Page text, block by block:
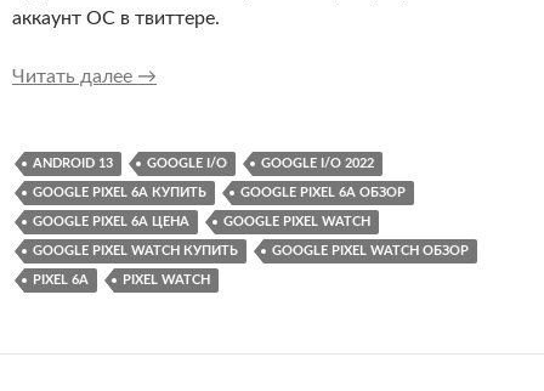
аккаунт ОС в твиттере.
Читать далее Чего ждать от конференции Google I/O
→
ANDROID 13 GOOGLE I/O GOOGLE I/O 2022
GOOGLE PIXEL 6A КУПИТЬ GOOGLE PIXEL 6A ОБЗОР
GOOGLE PIXEL 6A ЦЕНА GOOGLE PIXEL WATCH
GOOGLE PIXEL WATCH КУПИТЬ GOOGLE PIXEL WATCH ОБЗОР
PIXEL 6A PIXEL WATCH